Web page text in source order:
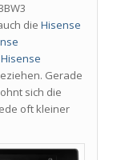
die Hisense
Hisense
Gerade
sich die
oft kleiner